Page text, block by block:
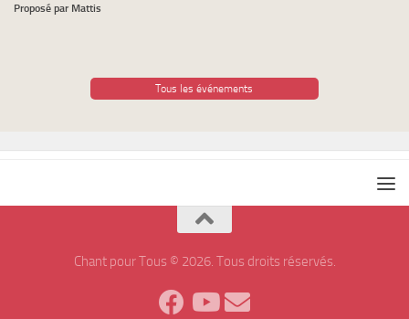
Proposé par Mattis
Tous les événements
Chant pour Tous © 2026. Tous droits réservés.